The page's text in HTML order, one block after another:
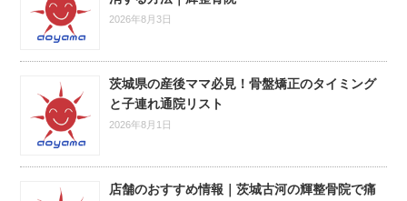
2026年8月3日
茨城県の産後ママ必見！骨盤矯正のタイミング
と子連れ通院リスト
2026年8月1日
店舗のおすすめ情報｜茨城古河の輝整骨院で痛